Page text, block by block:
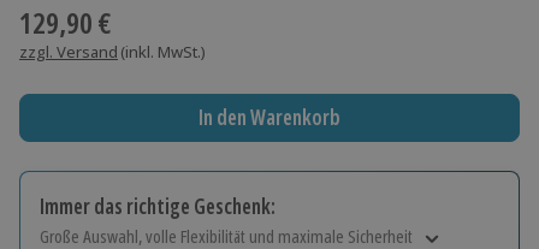
129,90 €
zzgl. Versand (inkl. MwSt.)
In den Warenkorb
Immer das richtige Geschenk:
Große Auswahl, volle Flexibilität und maximale Sicherheit